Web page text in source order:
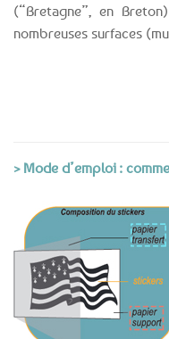
(“Bretagne”, en
nombreuses surfaces
> Mode d’emploi :